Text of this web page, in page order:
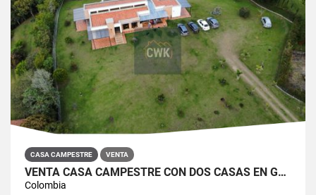
CASA CAMPESTRE VENTA
VENTA CASA CAMPESTRE CON DOS CASAS EN GUARNE SECTOR LA CLARITA
Colombia